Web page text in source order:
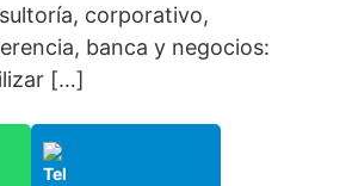
corporativo,
banca y negocios:
[…]